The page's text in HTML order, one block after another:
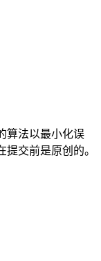
算法以最小化误
交前是原创的。